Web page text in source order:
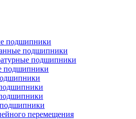
подшипники
подшипники
подшипники
подшипники
перемещения